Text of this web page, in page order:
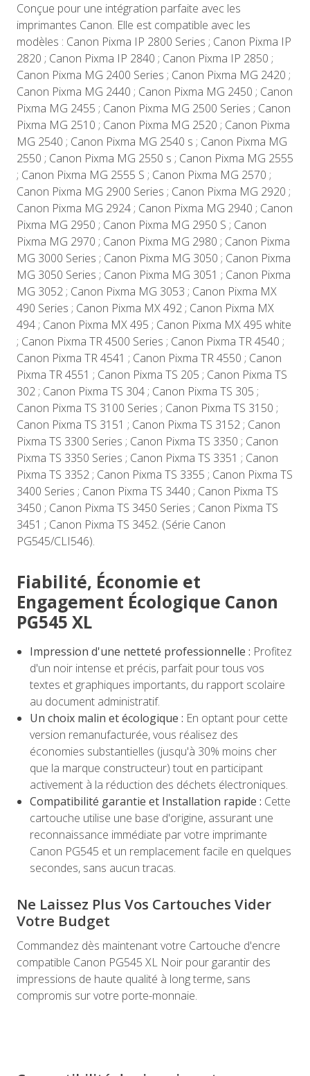
Conçue pour une intégration parfaite avec les
imprimantes Canon. Elle est compatible avec les
modèles : Canon Pixma IP 2800 Series ; Canon Pixma IP
2820 ; Canon Pixma IP 2840 ; Canon Pixma IP 2850 ;
Canon Pixma MG 2400 Series ; Canon Pixma MG 2420 ;
Canon Pixma MG 2440 ; Canon Pixma MG 2450 ; Canon
Pixma MG 2455 ; Canon Pixma MG 2500 Series ; Canon
Pixma MG 2510 ; Canon Pixma MG 2520 ; Canon Pixma
MG 2540 ; Canon Pixma MG 2540 s ; Canon Pixma MG
2550 ; Canon Pixma MG 2550 s ; Canon Pixma MG 2555
; Canon Pixma MG 2555 S ; Canon Pixma MG 2570 ;
Canon Pixma MG 2900 Series ; Canon Pixma MG 2920 ;
Canon Pixma MG 2924 ; Canon Pixma MG 2940 ; Canon
Pixma MG 2950 ; Canon Pixma MG 2950 S ; Canon
Pixma MG 2970 ; Canon Pixma MG 2980 ; Canon Pixma
MG 3000 Series ; Canon Pixma MG 3050 ; Canon Pixma
MG 3050 Series ; Canon Pixma MG 3051 ; Canon Pixma
MG 3052 ; Canon Pixma MG 3053 ; Canon Pixma MX
490 Series ; Canon Pixma MX 492 ; Canon Pixma MX
494 ; Canon Pixma MX 495 ; Canon Pixma MX 495 white
; Canon Pixma TR 4500 Series ; Canon Pixma TR 4540 ;
Canon Pixma TR 4541 ; Canon Pixma TR 4550 ; Canon
Pixma TR 4551 ; Canon Pixma TS 205 ; Canon Pixma TS
302 ; Canon Pixma TS 304 ; Canon Pixma TS 305 ;
Canon Pixma TS 3100 Series ; Canon Pixma TS 3150 ;
Canon Pixma TS 3151 ; Canon Pixma TS 3152 ; Canon
Pixma TS 3300 Series ; Canon Pixma TS 3350 ; Canon
Pixma TS 3350 Series ; Canon Pixma TS 3351 ; Canon
Pixma TS 3352 ; Canon Pixma TS 3355 ; Canon Pixma TS
3400 Series ; Canon Pixma TS 3440 ; Canon Pixma TS
3450 ; Canon Pixma TS 3450 Series ; Canon Pixma TS
3451 ; Canon Pixma TS 3452. (Série Canon
PG545/CLI546).
Fiabilité, Économie et
Engagement Écologique Canon
PG545 XL
Impression d'une netteté professionnelle : Profitez
d'un noir intense et précis, parfait pour tous vos
textes et graphiques importants, du rapport scolaire
au document administratif.
Un choix malin et écologique : En optant pour cette
version remanufacturée, vous réalisez des
économies substantielles (jusqu'à 30% moins cher
que la marque constructeur) tout en participant
activement à la réduction des déchets électroniques.
Compatibilité garantie et Installation rapide : Cette
cartouche utilise une base d'origine, assurant une
reconnaissance immédiate par votre imprimante
Canon PG545 et un remplacement facile en quelques
secondes, sans aucun tracas.
Ne Laissez Plus Vos Cartouches Vider
Votre Budget
Commandez dès maintenant votre Cartouche d'encre
compatible Canon PG545 XL Noir pour garantir des
impressions de haute qualité à long terme, sans
compromis sur votre porte-monnaie.